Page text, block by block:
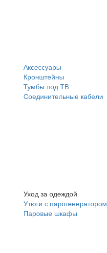
Аксессуары
Кронштейны
Тумбы под ТВ
Соединительные кабели
Уход за одеждой
Утюги с парогенератором
Паровые шкафы